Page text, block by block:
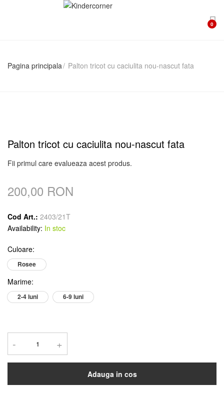
0
Pagina principala Palton tricot cu caciulita nou-nascut fata
Palton tricot cu caciulita nou-nascut fata
Fii primul care evalueaza acest produs.
200,00 RON
Cod Art.: 2403/21T
Availability: In stoc
Culoare:
Rosee
Marime:
2-4 luni 6-9 luni
- +
Adauga in cos